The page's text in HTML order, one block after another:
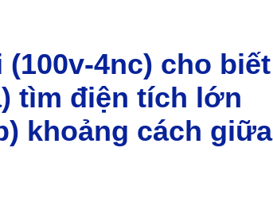
4nc) cho biết
tìm điện tích lớn
khoảng cách giữa